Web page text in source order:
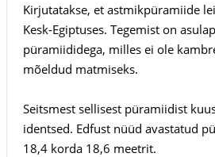
Kirjutatakse, et astmikpüramiide
Kesk-Egiptuses. Tegemist on
püramiididega, milles ei ole
mõeldud matmiseks.
Seitsmest sellisest püramiidist
identsed. Edfust nüüd avastatud
18,4 korda 18,6 meetrit.